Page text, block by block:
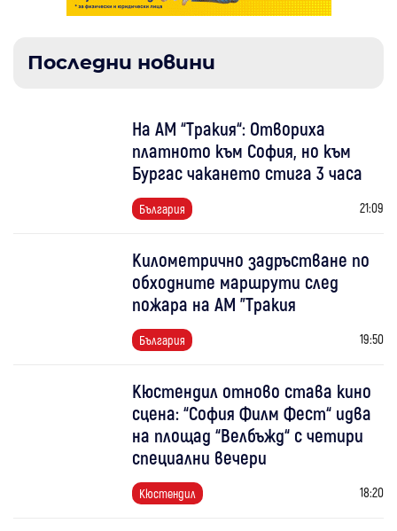
Последни новини
На АМ “Тракия“: Отвориха
платното към София, но към
Бургас чакането стига 3 часа
България 21:09
Километрично задръстване по
обходните маршрути след
пожара на АМ "Тракия
България 19:50
Кюстендил отново става кино
сцена: “София Филм Фест“ идва
на площад “Велбъжд“ с четири
специални вечери
Кюстендил 18:20